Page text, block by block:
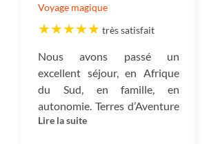
Voyage magique
très satisfait
Nous avons passé un
excellent séjour, en Afrique
du Sud, en famille, en
autonomie. Terres d’Aventure
a parfaitement cerné nos
Lire la suite